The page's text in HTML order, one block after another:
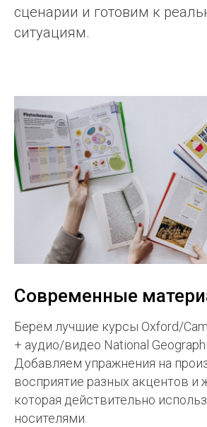
сценарии и готовим к
ситуациям.
Современные
Берём лучшие курсы Oxford/
+ аудио/видео National
Добавляем упражнения на
восприятие разных акцентов и
которая действительно
носителями.